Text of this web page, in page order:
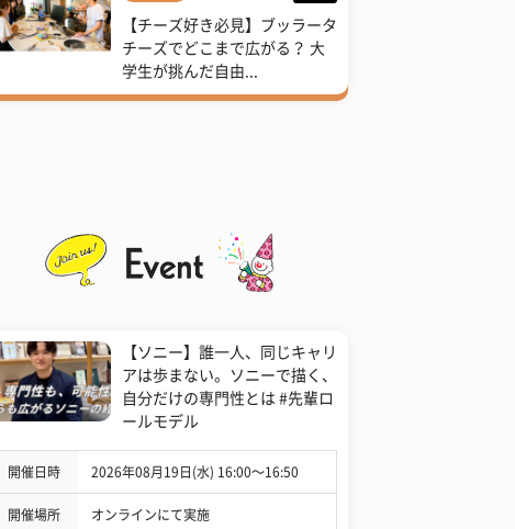
【チーズ好き必見】ブッラータ
チーズでどこまで広がる？ 大
学生が挑んだ自由...
【ソニー】誰一人、同じキャリ
アは歩まない。ソニーで描く、
自分だけの専門性とは #先輩ロ
ールモデル
開催日時 2026年08月19日(水) 16:00〜16:50
開催場所 オンラインにて実施